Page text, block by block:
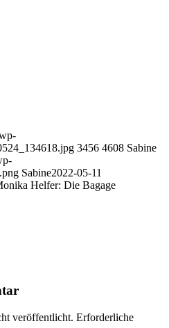
3456 4608 Sabine
Sabine2022-05-11
Helfer: Die Bagage
veröffentlicht. Erforderliche